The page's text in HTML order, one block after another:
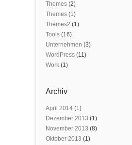
Themes (2)
Themes (1)
Themes2 (1)
Tools (16)
Unternehmen (3)
WordPress (11)
Work (1)
Archiv
April 2014 (1)
Dezember 2013 (1)
November 2013 (8)
Oktober 2013 (1)